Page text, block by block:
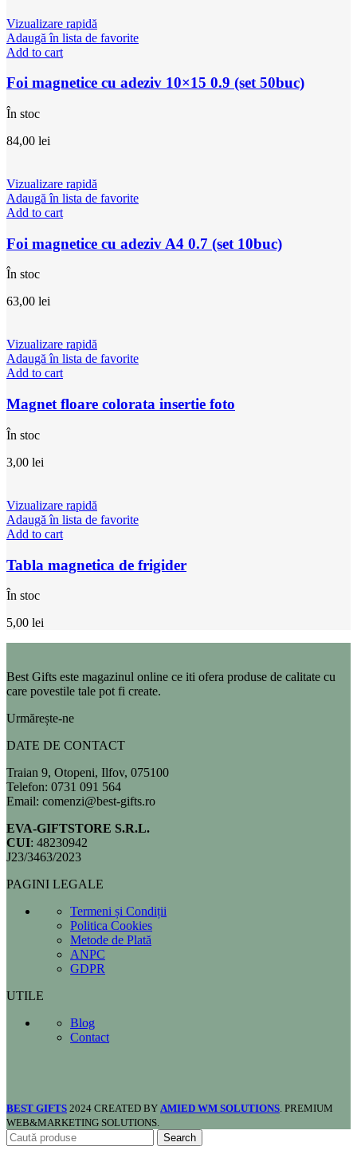
Vizualizare rapidă
Adaugă în lista de favorite
Add to cart
Foi magnetice cu adeziv 10×15 0.9 (set 50buc)
În stoc
84,00 lei
Vizualizare rapidă
Adaugă în lista de favorite
Add to cart
Foi magnetice cu adeziv A4 0.7 (set 10buc)
În stoc
63,00 lei
Vizualizare rapidă
Adaugă în lista de favorite
Add to cart
Magnet floare colorata insertie foto
În stoc
3,00 lei
Vizualizare rapidă
Adaugă în lista de favorite
Add to cart
Tabla magnetica de frigider
În stoc
5,00 lei
Best Gifts este magazinul online ce iti ofera produse de calitate cu
care povestile tale pot fi create.
Urmărește-ne
DATE DE CONTACT
Traian 9, Otopeni, Ilfov, 075100
Telefon: 0731 091 564
Email: comenzi@best-gifts.ro
EVA-GIFTSTORE S.R.L.
CUI: 48230942
J23/3463/2023
PAGINI LEGALE
Termeni și Condiții
Politica Cookies
Metode de Plată
ANPC
GDPR
UTILE
Blog
Contact
BEST GIFTS 2024 CREATED BY AMIED WM SOLUTIONS. PREMIUM
WEB&MARKETING SOLUTIONS.
Search